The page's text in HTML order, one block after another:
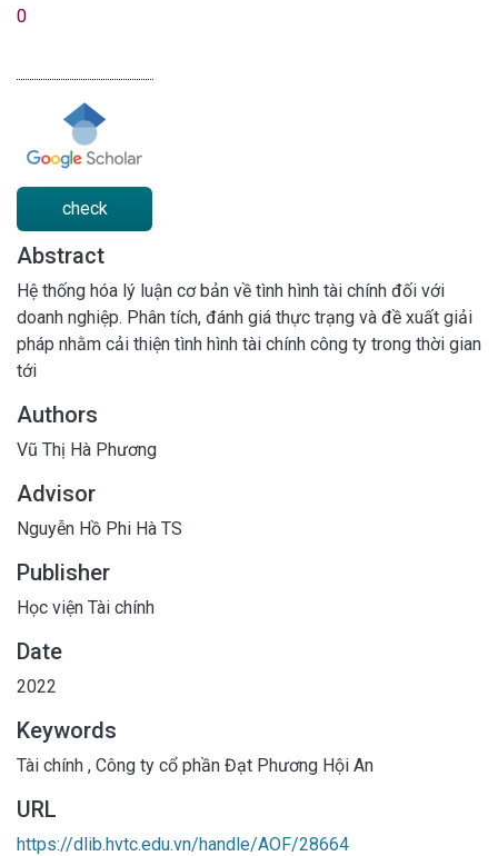
0
check
Abstract
Hệ thống hóa lý luận cơ bản về tình hình tài chính đối với
doanh nghiệp. Phân tích, đánh giá thực trạng và đề xuất giải
pháp nhằm cải thiện tình hình tài chính công ty trong thời gian
tới
Authors
Vũ Thị Hà Phương
Advisor
Nguyễn Hồ Phi Hà TS
Publisher
Học viện Tài chính
Date
2022
Keywords
Tài chính , Công ty cổ phần Đạt Phương Hội An
URL
https://dlib.hvtc.edu.vn/handle/AOF/28664